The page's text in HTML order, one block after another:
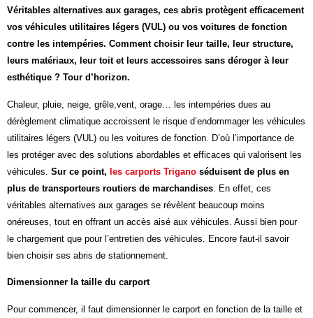
Véritables alternatives aux garages, ces abris protègent efficacement
vos véhicules utilitaires légers (VUL) ou vos voitures de fonction
contre les intempéries. Comment choisir leur taille, leur structure,
leurs matériaux, leur toit et leurs accessoires sans déroger à leur
esthétique ? Tour d’horizon.
Chaleur, pluie, neige, grêle,vent, orage… les intempéries dues au
dérèglement climatique accroissent le risque d’endommager les véhicules
utilitaires légers (VUL) ou les voitures de fonction. D’où l’importance de
les protéger avec des solutions abordables et efficaces qui valorisent les
véhicules. Sur ce point, les carports Trigano séduisent de plus en
plus de transporteurs routiers de marchandises . En effet, ces
véritables alternatives aux garages se révèlent beaucoup moins
onéreuses, tout en offrant un accès aisé aux véhicules. Aussi bien pour
le chargement que pour l’entretien des véhicules. Encore faut-il savoir
bien choisir ses abris de stationnement.
Dimensionner la taille du carport
Pour commencer, il faut dimensionner le carport en fonction de la taille et